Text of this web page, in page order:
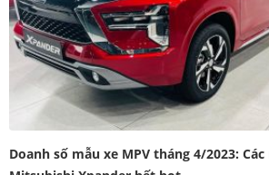
Doanh số mẫu xe MPV tháng 4/2023: